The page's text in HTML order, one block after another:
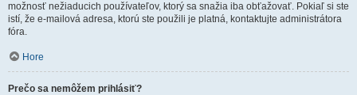
možnosť nežiaducich používateľov, ktorý sa snažia iba obťažovať. Pokiaľ si ste
istí, že e-mailová adresa, ktorú ste použili je platná, kontaktujte administrátora
fóra.
Hore
Prečo sa nemôžem prihlásiť?